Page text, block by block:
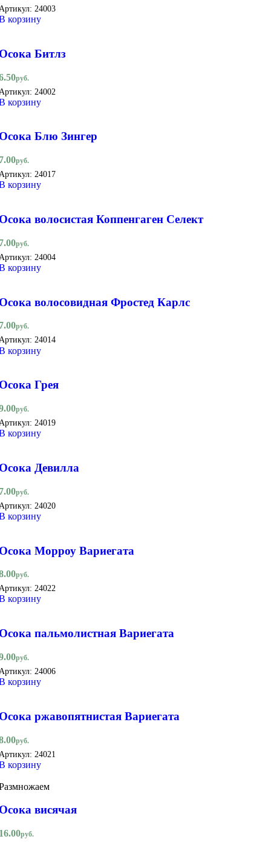
24003
корзину
Битлз
руб.
24002
корзину
Блю Зингер
руб.
24017
корзину
волосистая Коппенгаген Селект
руб.
24004
корзину
волосовидная Фростед Карлс
руб.
24014
корзину
Грея
руб.
24019
корзину
Девилла
руб.
24020
корзину
Морроу Вариегата
руб.
24022
корзину
пальмолистная Вариегата
руб.
24006
корзину
ржавопятнистая Вариегата
руб.
24021
корзину
висячая
руб.